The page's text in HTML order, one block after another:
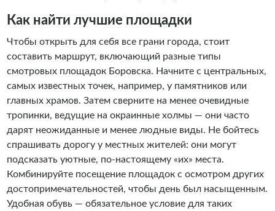
Как найти лучшие площадки
Чтобы открыть для себя все грани города, стоит
составить маршрут, включающий разные типы
смотровых площадок Боровска. Начните с центральных,
самых известных точек, например, у памятников или
главных храмов. Затем сверните на менее очевидные
тропинки, ведущие на окраинные холмы — они часто
дарят неожиданные и менее людные виды. Не бойтесь
спрашивать дорогу у местных жителей: они могут
подсказать уютные, по-настоящему «их» места.
Комбинируйте посещение площадок с осмотром других
достопримечательностей, чтобы день был насыщенным.
Удобная обувь — обязательное условие для таких